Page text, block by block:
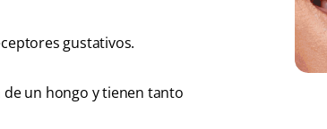
gustativos.
de un hongo y tienen tanto